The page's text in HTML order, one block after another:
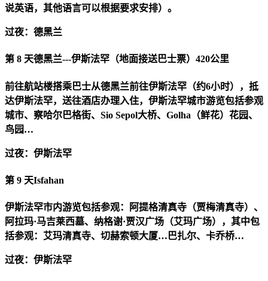
说英语，其他语言可以根据要求安排）。
过夜：德黑兰
第 8 天德黑兰---伊斯法罕（地面接送巴士票）420公里
前往航站楼搭乘巴士从德黑兰前往伊斯法罕（约6小时），抵
达伊斯法罕，送往酒店办理入住，伊斯法罕城市游览包括参观
城市、察哈尔巴格街、Sio Sepol大桥、Golha（鲜花）花园、
鸟园…
过夜：伊斯法罕
第 9 天Isfahan
伊斯法罕市内游览包括参观：阿提格清真寺（贾梅清真寺）、
阿拉玛·马吉莱西墓、纳格谢·贾汉广场（艾玛广场），其中包
括参观：艾玛清真寺、切赫索顿大厦…巴扎尔、卡乔桥…
过夜：伊斯法罕